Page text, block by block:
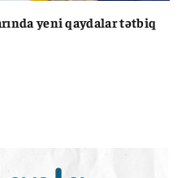
yeni qaydalar tətbiq